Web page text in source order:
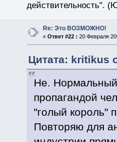
действительность".
Re: Это ВОЗМОЖНО!
« Ответ #22 : 20 Февраля
Цитата: kritikus
Не.
пропагандой
"голый король"
Повторяю для